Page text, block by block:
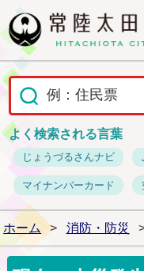
よく検索される言葉
じょうづるさんナビ
マイナンバーカード
ホーム > 消防・防災